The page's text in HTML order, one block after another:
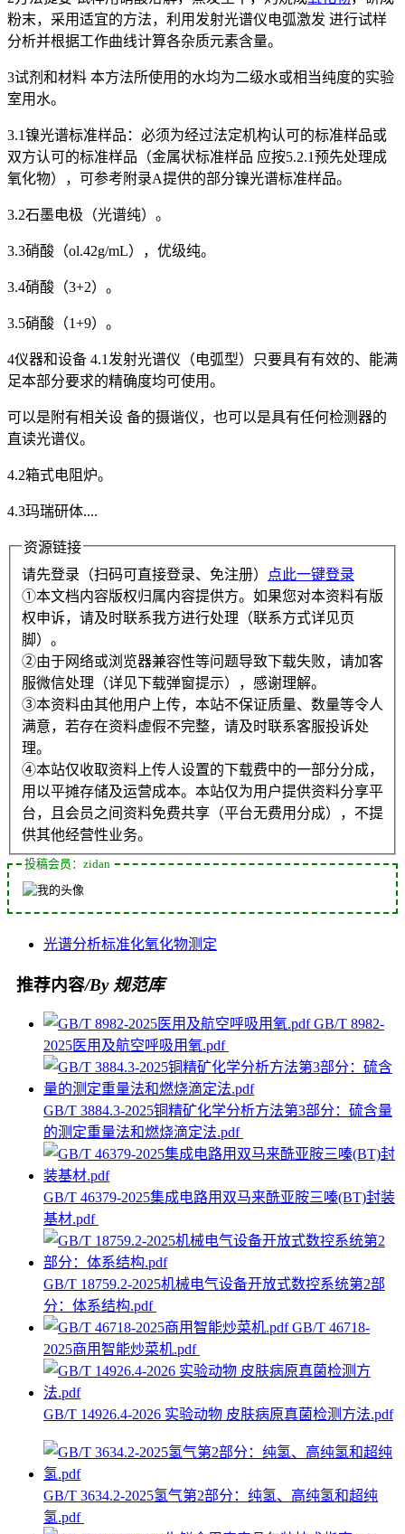
粉末，采用适宜的方法，利用发射光谱仪电弧激发 进行试样
分析并根据工作曲线计算各杂质元素含量。
3试剂和材料 本方法所使用的水均为二级水或相当纯度的实验
室用水。
3.1镍光谱标准样品：必须为经过法定机构认可的标准样品或
双方认可的标准样品（金属状标准样品 应按5.2.1预先处理成
氧化物），可参考附录A提供的部分镍光谱标准样品。
3.2石墨电极（光谱纯）。
3.3硝酸（ol.42g/mL），优级纯。
3.4硝酸（3+2）。
3.5硝酸（1+9）。
4仪器和设备 4.1发射光谱仪（电弧型）只要具有有效的、能满
足本部分要求的精确度均可使用。
可以是附有相关设 备的摄谐仪，也可以是具有任何检测器的
直读光谱仪。
4.2箱式电阻炉。
4.3玛瑞研体....
资源链接
请先登录（扫码可直接登录、免注册）
点此一键登录
①本文档内容版权归属内容提供方。如果您对本资料有版
权申诉，请及时联系我方进行处理（联系方式详见页
脚）。
②由于网络或浏览器兼容性等问题导致下载失败，请加客
服微信处理（详见下载弹窗提示），感谢理解。
③本资料由其他用户上传，本站不保证质量、数量等令人
满意，若存在资料虚假不完整，请及时联系客服投诉处
理。
④本站仅收取资料上传人设置的下载费中的一部分分成，
用以平摊存储及运营成本。本站仅为用户提供资料分享平
台，且会员之间资料免费共享（平台无费用分成），不提
供其他经营性业务。
投稿会员：zidan
光谱分析标准化氧化物测定
推荐内容/By 规范库
GB/T 8982-
2025医用及航空呼吸用氧.pdf
GB/T 3884.3-2025铜精矿化学分析方法第3部分：硫含量
的测定重量法和燃烧滴定法.pdf
GB/T 46379-2025集成电路用双马来酰亚胺三嗪(BT)封装
基材.pdf
GB/T 18759.2-2025机械电气设备开放式数控系统第2部
分：体系结构.pdf
GB/T 46718-
2025商用智能炒菜机.pdf
GB/T 14926.4-2026 实验动物 皮肤病原真菌检测方法.pdf
GB/T 3634.2-2025氢气第2部分：纯氢、高纯氢和超纯
氢.pdf